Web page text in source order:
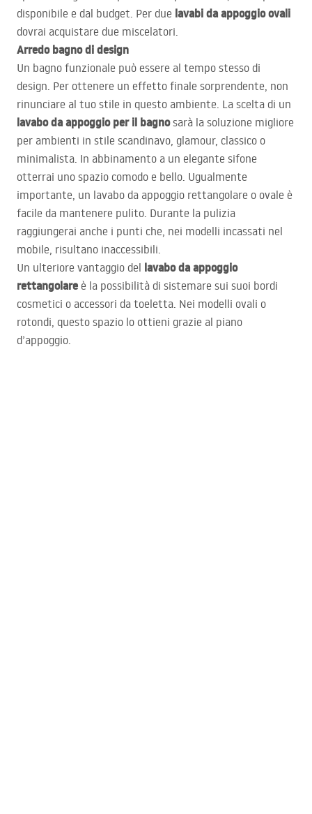
disponibile e dal budget. Per due lavabi da appoggio ovali
dovrai acquistare due miscelatori.
Arredo bagno di design
Un bagno funzionale può essere al tempo stesso di
design. Per ottenere un effetto finale sorprendente, non
rinunciare al tuo stile in questo ambiente. La scelta di un
lavabo da appoggio per il bagnosarà la soluzione migliore
per ambienti in stile scandinavo, glamour, classico o
minimalista. In abbinamento a un elegante sifone
otterrai uno spazio comodo e bello. Ugualmente
importante, un lavabo da appoggio rettangolare o ovale è
facile da mantenere pulito. Durante la pulizia
raggiungerai anche i punti che, nei modelli incassati nel
mobile, risultano inaccessibili.
Un ulteriore vantaggio del lavabo da appoggio
rettangolare è la possibilità di sistemare sui suoi bordi
cosmetici o accessori da toeletta. Nei modelli ovali o
rotondi, questo spazio lo ottieni grazie al piano
d’appoggio.